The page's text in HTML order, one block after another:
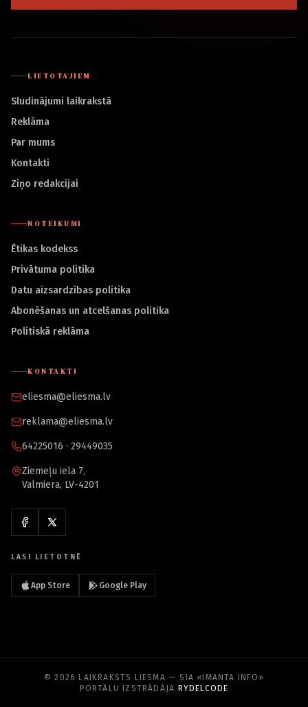
LIETOTĀJIEM
Sludinājumi laikrakstā
Reklāma
Par mums
Kontakti
Ziņo redakcijai
NOTEIKUMI
Ētikas kodekss
Privātuma politika
Datu aizsardzības politika
Abonēšanas un atcelšanas politika
Politiskā reklāma
KONTAKTI
eliesma@eliesma.lv
reklama@eliesma.lv
64225016 · 29449035
Ziemeļu iela 7,
Valmiera, LV-4201
LASI LIETOTNĒ
App Store Google Play
© 2026 LAIKRAKSTS LIESMA — SIA «IMANTA INFO»
PORTĀLU IZSTRĀDĀJA RYDELCODE